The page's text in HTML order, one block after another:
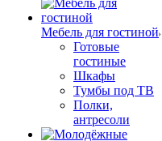
Мебель для гостиной
Готовые
гостиные
Шкафы
Тумбы под ТВ
Полки,
антресоли